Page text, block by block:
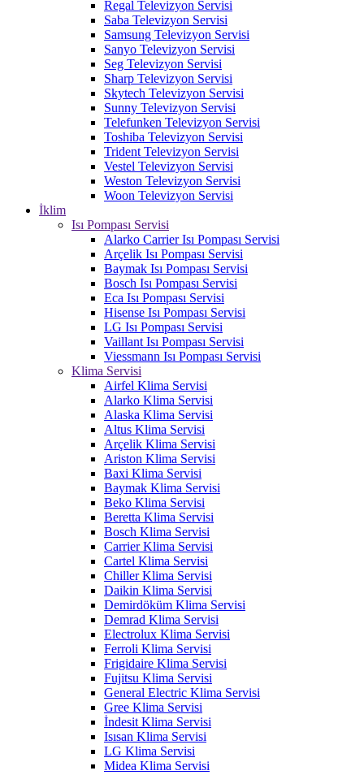
Regal Televizyon Servisi
Saba Televizyon Servisi
Samsung Televizyon Servisi
Sanyo Televizyon Servisi
Seg Televizyon Servisi
Sharp Televizyon Servisi
Skytech Televizyon Servisi
Sunny Televizyon Servisi
Telefunken Televizyon Servisi
Toshiba Televizyon Servisi
Trident Televizyon Servisi
Vestel Televizyon Servisi
Weston Televizyon Servisi
Woon Televizyon Servisi
İklim
Isı Pompası Servisi
Alarko Carrier Isı Pompası Servisi
Arçelik Isı Pompası Servisi
Baymak Isı Pompası Servisi
Bosch Isı Pompası Servisi
Eca Isı Pompası Servisi
Hisense Isı Pompası Servisi
LG Isı Pompası Servisi
Vaillant Isı Pompası Servisi
Viessmann Isı Pompası Servisi
Klima Servisi
Airfel Klima Servisi
Alarko Klima Servisi
Alaska Klima Servisi
Altus Klima Servisi
Arçelik Klima Servisi
Ariston Klima Servisi
Baxi Klima Servisi
Baymak Klima Servisi
Beko Klima Servisi
Beretta Klima Servisi
Bosch Klima Servisi
Carrier Klima Servisi
Cartel Klima Servisi
Chiller Klima Servisi
Daikin Klima Servisi
Demirdöküm Klima Servisi
Demrad Klima Servisi
Electrolux Klima Servisi
Ferroli Klima Servisi
Frigidaire Klima Servisi
Fujitsu Klima Servisi
General Electric Klima Servisi
Gree Klima Servisi
İndesit Klima Servisi
Isısan Klima Servisi
LG Klima Servisi
Midea Klima Servisi